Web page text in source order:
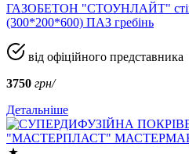
ГАЗОБЕТОН "СТОУНЛАЙТ"
(300*200*600) ПАЗ гребінь
від офіційного представника
3750 грн/
Детальніше